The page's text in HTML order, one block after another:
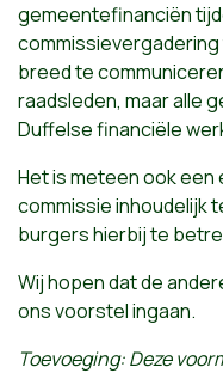
gemeentefinanciën
breed te
raadsleden, maar alle
Duffelse financiële
Het is meteen ook een
commissie inhoudelijk
burgers hierbij te
Wij hopen dat de
ons voorstel ingaan.
Toevoeging: Deze